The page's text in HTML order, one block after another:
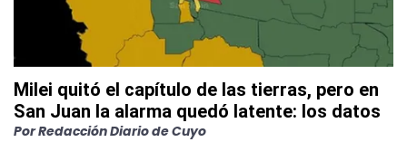
Milei quitó el capítulo de las tierras, pero en
San Juan la alarma quedó latente: los datos
PorRedacción Diario de Cuyo